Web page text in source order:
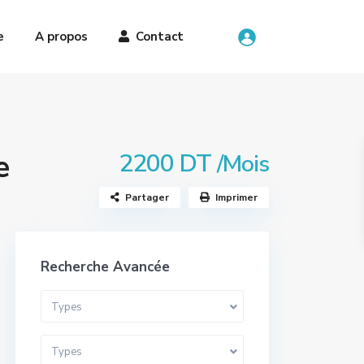
A propos Contact
2200 DT/Mois
Partager Imprimer
Recherche Avancée
Types
Types